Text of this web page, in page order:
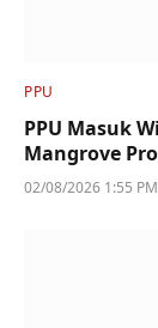
PPU
PPU Masuk
Mangrove
02/08/2026 1:55 PM